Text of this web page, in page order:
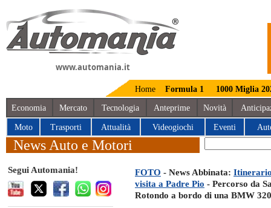
www.automania.it
Home Formula 1 1000 Miglia
Economia Mercato Tecnologia Anteprime Novità
Moto Trasporti Attualità Videogiochi Eventi
News Auto e Motori
Segui Automania! FOTO - News Abbinata:
visita a Padre Pio - Percorso da
Rotondo a bordo di una BMW